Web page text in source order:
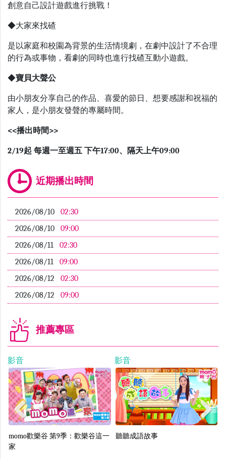
創意自己設計遊戲進行挑戰！
◆大家來找碴
是以家庭和校園為背景的生活情境劇，在劇中設計了不合理
的行為或事物，看劇的同時也進行找碴互動小遊戲。
◆寶貝大聲公
由小朋友分享自己的作品、喜愛的節日、想要感謝和祝福的
家人，是小朋友發聲的專屬時間。
<<播出時間>>
2/19起 每週一至週五 下午17:00、隔天上午09:00
近期播出時間
2026/08/10
02:30
2026/08/10
09:00
2026/08/11
02:30
2026/08/11
09:00
2026/08/12
02:30
2026/08/12
09:00
推薦專區
影音
momo歡樂谷 第9季：歡樂谷這一
家
影音
聽聽成語故事
Previous Next